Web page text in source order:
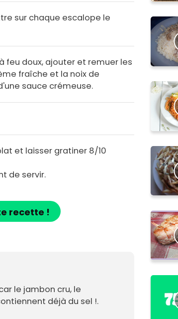
sur chaque escalope le
feu doux, ajouter et remuer les
fraîche et la noix de
sauce crémeuse.
et laisser gratiner 8/10
de servir.
recette !
le jambon cru, le
déjà du sel !.